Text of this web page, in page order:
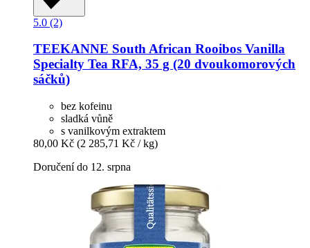
5.0 (2)
TEEKANNE South African Rooibos Vanilla
Specialty Tea RFA, 35 g (20 dvoukomorových
sáčků)
bez kofeinu
sladká vůně
s vanilkovým extraktem
80,00 Kč (2 285,71 Kč / kg)
Doručení do 12. srpna